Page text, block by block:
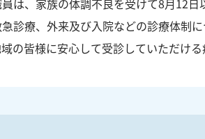
は、家族の体調不良を受けて8月12日
診療、外来及び入院などの診療体制
の皆様に安心して受診していただけ